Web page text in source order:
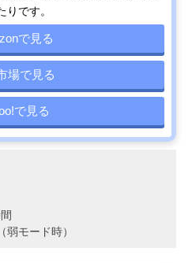
です。
で見る
場で見る
で見る
弱モード時）